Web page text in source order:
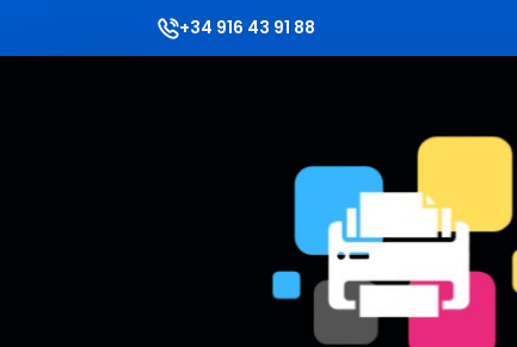
+34 916 43 91 88